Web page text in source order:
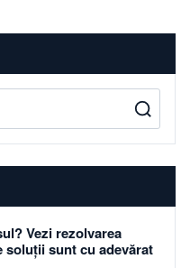
Vezi rezolvarea
soluții sunt cu adevărat